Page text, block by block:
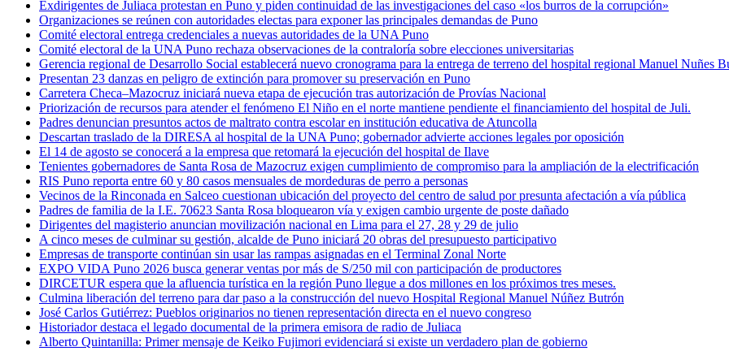
Exdirigentes de Juliaca protestan en Puno y piden continuidad de las investigaciones del caso «los burros de la corrupción»
Organizaciones se reúnen con autoridades electas para exponer las principales demandas de Puno
Comité electoral entrega credenciales a nuevas autoridades de la UNA Puno
Comité electoral de la UNA Puno rechaza observaciones de la contraloría sobre elecciones universitarias
Gerencia regional de Desarrollo Social establecerá nuevo cronograma para la entrega de terreno del hospital regional Manuel Nuñes
Presentan 23 danzas en peligro de extinción para promover su preservación en Puno
Carretera Checa–Mazocruz iniciará nueva etapa de ejecución tras autorización de Provías Nacional
Priorización de recursos para atender el fenómeno El Niño en el norte mantiene pendiente el financiamiento del hospital de Juli.
Padres denuncian presuntos actos de maltrato contra escolar en institución educativa de Atuncolla
Descartan traslado de la DIRESA al hospital de la UNA Puno; gobernador advierte acciones legales por oposición
El 14 de agosto se conocerá a la empresa que retomará la ejecución del hospital de Ilave
Tenientes gobernadores de Santa Rosa de Mazocruz exigen cumplimiento de compromiso para la ampliación de la electrificación
RIS Puno reporta entre 60 y 80 casos mensuales de mordeduras de perro a personas
Vecinos de la Rinconada en Salceo cuestionan ubicación del proyecto del centro de salud por presunta afectación a vía pública
Padres de familia de la I.E. 70623 Santa Rosa bloquearon vía y exigen cambio urgente de poste dañado
Dirigentes del magisterio anuncian movilización nacional en Lima para el 27, 28 y 29 de julio
A cinco meses de culminar su gestión, alcalde de Puno iniciará 20 obras del presupuesto participativo
Empresas de transporte continúan sin usar las rampas asignadas en el Terminal Zonal Norte
EXPO VIDA Puno 2026 busca generar ventas por más de S/250 mil con participación de productores
DIRCETUR espera que la afluencia turística en la región Puno llegue a dos millones en los próximos tres meses.
Culmina liberación del terreno para dar paso a la construcción del nuevo Hospital Regional Manuel Núñez Butrón
José Carlos Gutiérrez: Pueblos originarios no tienen representación directa en el nuevo congreso
Historiador destaca el legado documental de la primera emisora de radio de Juliaca
Alberto Quintanilla: Primer mensaje de Keiko Fujimori evidenciará si existe un verdadero plan de gobierno